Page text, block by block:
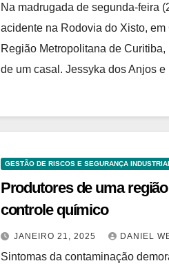
Na madrugada de segunda-feira
acidente na Rodovia do Xisto, em
Região Metropolitana de Curitiba,
de um casal. Jessyka dos Anjos
GESTÃO DE RISCOS E SEGURANÇA
Produtores de uma
controle químico
JANEIRO 21, 2025 DANIEL
Sintomas da contaminação